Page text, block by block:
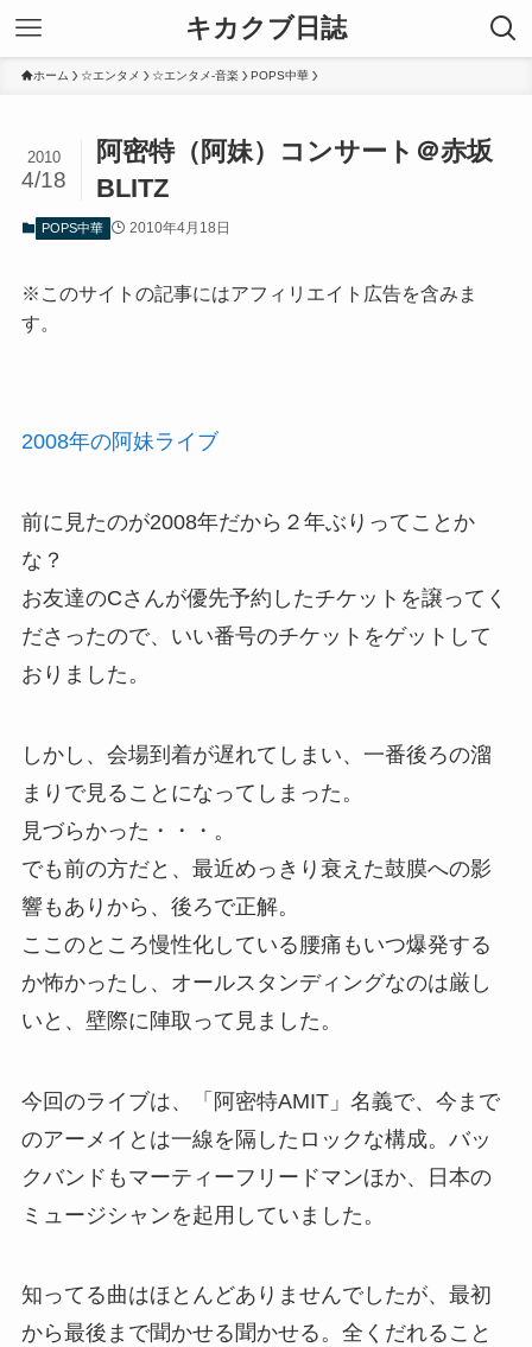
キカクブ日誌
ホーム ☆エンタメ ☆エンタメ-音楽 POPS中華
阿密特（阿妹）コンサート＠赤坂
BLITZ
2010
4/18
POPS中華 2010年4月18日
※このサイトの記事にはアフィリエイト広告を含みま
す。
2008年の阿妹ライブ
前に見たのが2008年だから２年ぶりってことか
な？
お友達のCさんが優先予約したチケットを譲ってく
ださったので、いい番号のチケットをゲットして
おりました。
しかし、会場到着が遅れてしまい、一番後ろの溜
まりで見ることになってしまった。
見づらかった・・・。
でも前の方だと、最近めっきり衰えた鼓膜への影
響もありから、後ろで正解。
ここのところ慢性化している腰痛もいつ爆発する
か怖かったし、オールスタンディングなのは厳し
いと、壁際に陣取って見ました。
今回のライブは、「阿密特AMIT」名義で、今まで
のアーメイとは一線を隔したロックな構成。バッ
クバンドもマーティーフリードマンほか、日本の
ミュージシャンを起用していました。
知ってる曲はほとんどありませんでしたが、最初
から最後まで聞かせる聞かせる。全くだれること